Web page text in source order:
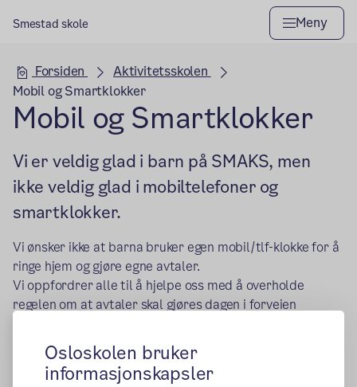
Osloskolen bruker
informasjonskapsler
Smestad skole Meny
Hovedseksjon
Forsiden
Aktivitetsskolen
Mobil og Smartklokker
Mobil og Smartklokker
Vi er veldig glad i barn på SMAKS, men
ikke veldig glad i mobiltelefoner og
smartklokker.
Vi ønsker ikke at barna bruker egen mobil/tlf-klokke for å
ringe hjem og gjøre egne avtaler.
Vi oppfordrer alle til å hjelpe oss med å overholde
regelen om at avtaler skal gjøres dagen i forveien
ligge i sekken frem til barnet er ute av skolens område.